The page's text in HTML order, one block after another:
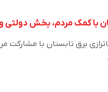
با کمک مردم، بخش
برق تابستان با